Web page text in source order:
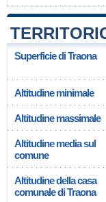
Superficie di Traona
Altitudine minimale
Altitudine massimale
Altitudine media sul
comune
Altitudine della casa
comunale di Traona